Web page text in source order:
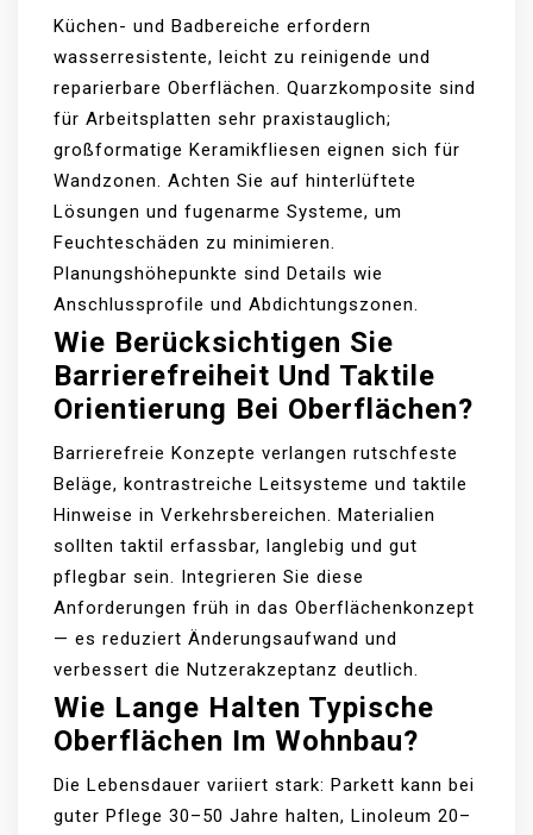
Küchen- und Badbereiche erfordern
wasserresistente, leicht zu reinigende und
reparierbare Oberflächen. Quarzkomposite sind
für Arbeitsplatten sehr praxistauglich;
großformatige Keramikfliesen eignen sich für
Wandzonen. Achten Sie auf hinterlüftete
Lösungen und fugenarme Systeme, um
Feuchteschäden zu minimieren.
Planungshöhepunkte sind Details wie
Anschlussprofile und Abdichtungszonen.
Wie Berücksichtigen Sie
Barrierefreiheit Und Taktile
Orientierung Bei Oberflächen?
Barrierefreie Konzepte verlangen rutschfeste
Beläge, kontrastreiche Leitsysteme und taktile
Hinweise in Verkehrsbereichen. Materialien
sollten taktil erfassbar, langlebig und gut
pflegbar sein. Integrieren Sie diese
Anforderungen früh in das Oberflächenkonzept
— es reduziert Änderungsaufwand und
verbessert die Nutzerakzeptanz deutlich.
Wie Lange Halten Typische
Oberflächen Im Wohnbau?
Die Lebensdauer variiert stark: Parkett kann bei
guter Pflege 30–50 Jahre halten, Linoleum 20–